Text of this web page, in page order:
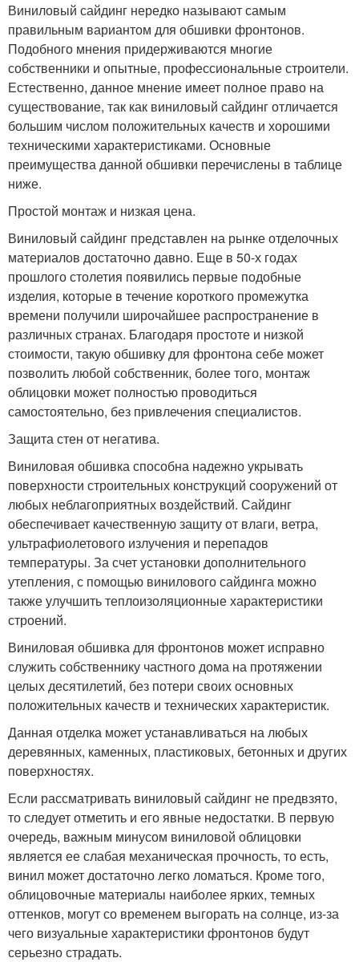
Виниловый сайдинг нередко называют самым
правильным вариантом для обшивки фронтонов.
Подобного мнения придерживаются многие
собственники и опытные, профессиональные строители.
Естественно, данное мнение имеет полное право на
существование, так как виниловый сайдинг отличается
большим числом положительных качеств и хорошими
техническими характеристиками. Основные
преимущества данной обшивки перечислены в таблице
ниже.
Простой монтаж и низкая цена.
Виниловый сайдинг представлен на рынке отделочных
материалов достаточно давно. Еще в 50-х годах
прошлого столетия появились первые подобные
изделия, которые в течение короткого промежутка
времени получили широчайшее распространение в
различных странах. Благодаря простоте и низкой
стоимости, такую обшивку для фронтона себе может
позволить любой собственник, более того, монтаж
облицовки может полностью проводиться
самостоятельно, без привлечения специалистов.
Защита стен от негатива.
Виниловая обшивка способна надежно укрывать
поверхности строительных конструкций сооружений от
любых неблагоприятных воздействий. Сайдинг
обеспечивает качественную защиту от влаги, ветра,
ультрафиолетового излучения и перепадов
температуры. За счет установки дополнительного
утепления, с помощью винилового сайдинга можно
также улучшить теплоизоляционные характеристики
строений.
Виниловая обшивка для фронтонов может исправно
служить собственнику частного дома на протяжении
целых десятилетий, без потери своих основных
положительных качеств и технических характеристик.
Данная отделка может устанавливаться на любых
деревянных, каменных, пластиковых, бетонных и других
поверхностях.
Если рассматривать виниловый сайдинг не предвзято,
то следует отметить и его явные недостатки. В первую
очередь, важным минусом виниловой облицовки
является ее слабая механическая прочность, то есть,
винил может достаточно легко ломаться. Кроме того,
облицовочные материалы наиболее ярких, темных
оттенков, могут со временем выгорать на солнце, из-за
чего визуальные характеристики фронтонов будут
серьезно страдать.